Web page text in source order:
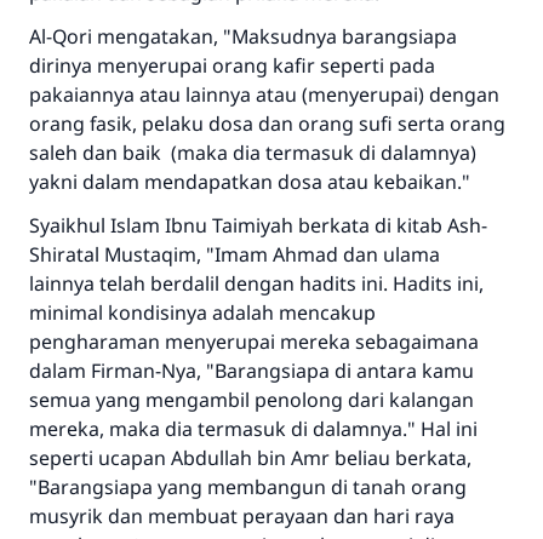
Al-Qori mengatakan, "Maksudnya barangsiapa
dirinya menyerupai orang kafir seperti pada
pakaiannya atau lainnya atau (menyerupai) dengan
orang fasik, pelaku dosa dan orang sufi serta orang
saleh dan baik (maka dia termasuk di dalamnya)
yakni dalam mendapatkan dosa atau kebaikan."
Syaikhul Islam Ibnu Taimiyah berkata di kitab Ash-
Shiratal Mustaqim, "Imam Ahmad dan ulama
lainnya telah berdalil dengan hadits ini. Hadits ini,
minimal kondisinya adalah mencakup
pengharaman menyerupai mereka sebagaimana
dalam Firman-Nya, "Barangsiapa di antara kamu
semua yang mengambil penolong dari kalangan
mereka, maka dia termasuk di dalamnya." Hal ini
seperti ucapan Abdullah bin Amr beliau berkata,
"Barangsiapa yang membangun di tanah orang
musyrik dan membuat perayaan dan hari raya